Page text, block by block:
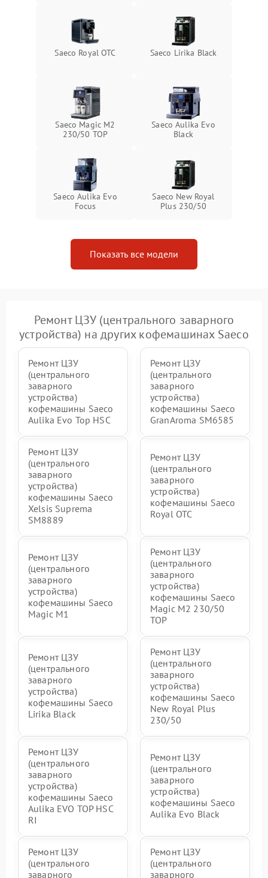
Saeco Royal OTC Saeco Lirika Black
Saeco Magic M2
230/50 TOP
Saeco Aulika Evo
Black
Saeco Aulika Evo
Focus
Saeco New Royal
Plus 230/50
Показать все модели
Ремонт ЦЗУ (центрального заварного
устройства) на других кофемашинах Saeco
Ремонт ЦЗУ
(центрального
заварного
устройства)
кофемашины Saeco
Aulika Evo Top HSC
Ремонт ЦЗУ
(центрального
заварного
устройства)
кофемашины Saeco
GranAroma SM6585
Ремонт ЦЗУ
(центрального
заварного
устройства)
кофемашины Saeco
Xelsis Suprema
SM8889
Ремонт ЦЗУ
(центрального
заварного
устройства)
кофемашины Saeco
Royal OTC
Ремонт ЦЗУ
(центрального
заварного
устройства)
кофемашины Saeco
Magic M1
Ремонт ЦЗУ
(центрального
заварного
устройства)
кофемашины Saeco
Magic M2 230/50
TOP
Ремонт ЦЗУ
(центрального
заварного
устройства)
кофемашины Saeco
Lirika Black
Ремонт ЦЗУ
(центрального
заварного
устройства)
кофемашины Saeco
New Royal Plus
230/50
Ремонт ЦЗУ
(центрального
заварного
устройства)
кофемашины Saeco
Aulika EVO TOP HSC
RI
Ремонт ЦЗУ
(центрального
заварного
устройства)
кофемашины Saeco
Aulika Evo Black
Ремонт ЦЗУ
(центрального
заварного
Ремонт ЦЗУ
(центрального
заварного